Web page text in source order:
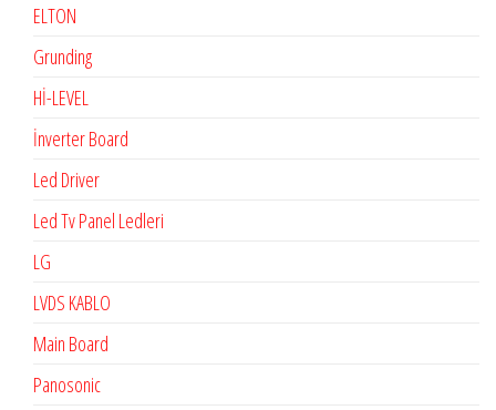
ELTON
Grunding
Hİ-LEVEL
İnverter Board
Led Driver
Led Tv Panel Ledleri
LG
LVDS KABLO
Main Board
Panosonic